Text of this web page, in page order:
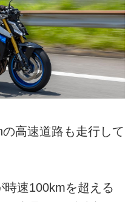
高速道路も走行して
速100kmを超える